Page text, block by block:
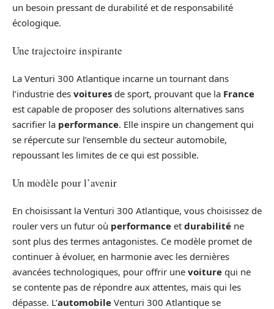
un besoin pressant de durabilité et de responsabilité
écologique.
Une trajectoire inspirante
La Venturi 300 Atlantique incarne un tournant dans
l’industrie des voitures de sport, prouvant que la France
est capable de proposer des solutions alternatives sans
sacrifier la performance. Elle inspire un changement qui
se répercute sur l’ensemble du secteur automobile,
repoussant les limites de ce qui est possible.
Un modèle pour l’avenir
En choisissant la Venturi 300 Atlantique, vous choisissez de
rouler vers un futur où performance et durabilité ne
sont plus des termes antagonistes. Ce modèle promet de
continuer à évoluer, en harmonie avec les dernières
avancées technologiques, pour offrir une voiture qui ne
se contente pas de répondre aux attentes, mais qui les
dépasse. L’automobile Venturi 300 Atlantique se